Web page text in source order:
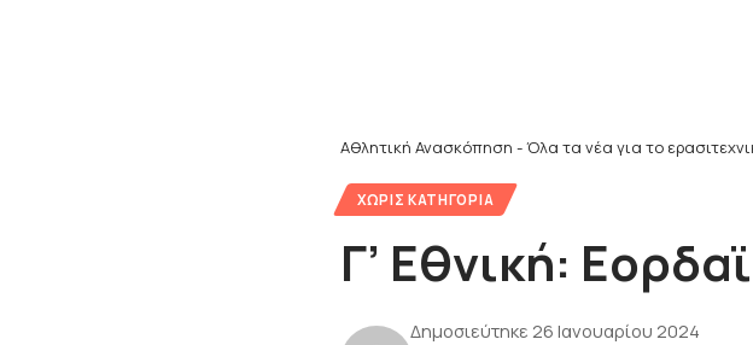
Αθλητική Ανασκόπηση - Όλα τα νέα για το
ΧΩΡΊΣ ΚΑΤΗΓΟΡΊΑ
Γ’ Εθνική:
Δημοσιεύτηκε 26 Ιανουαρίου 2024